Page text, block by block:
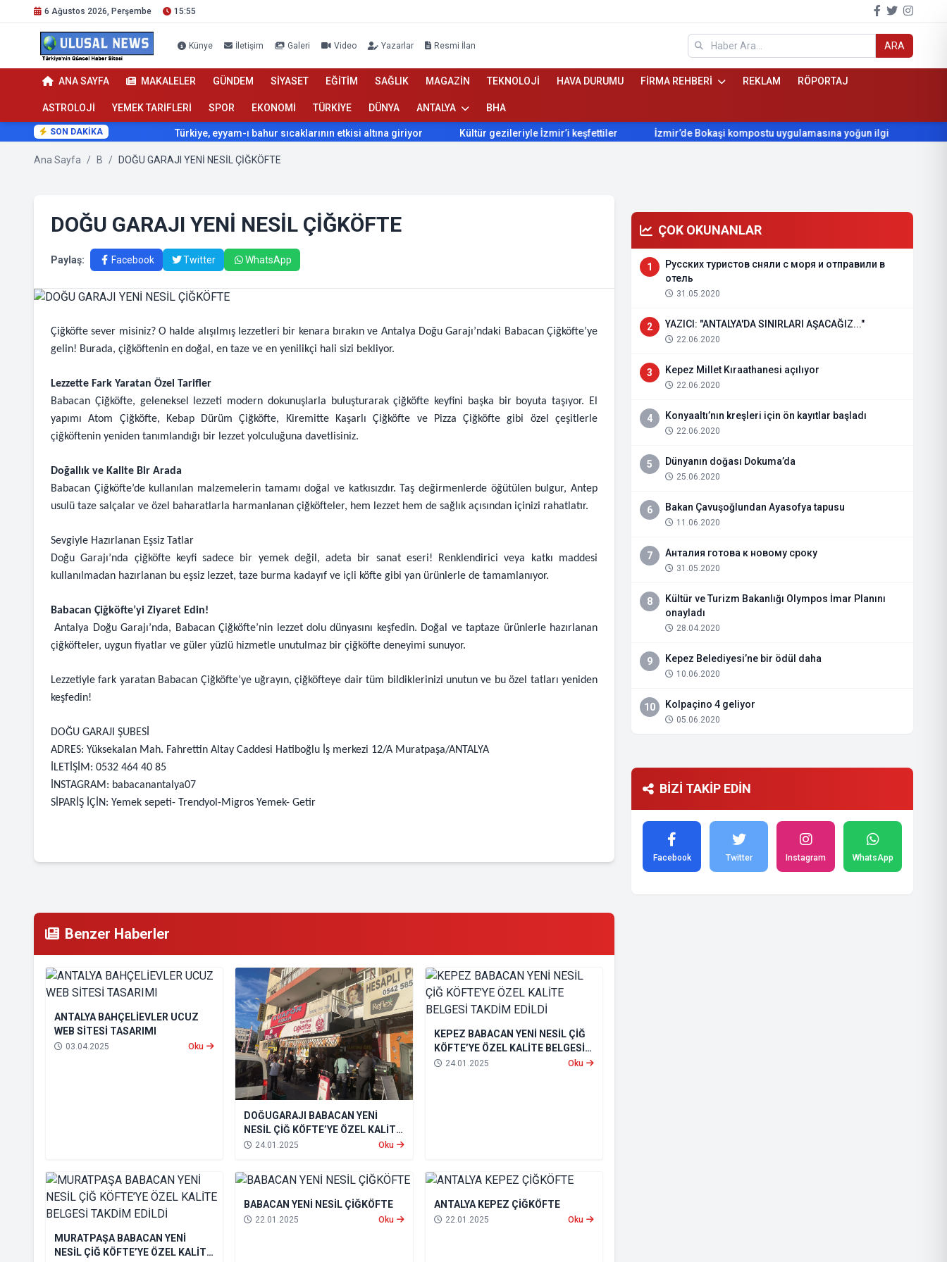
6 Ağustos 2026, Perşembe 15:55
Künye İletişim Galeri Video Yazarlar Resmi İlan ARA
ANA SAYFA MAKALELER GÜNDEM SİYASET EĞİTİM SAĞLIK MAGAZİN TEKNOLOJİ HAVA DURUMU FİRMA REHBERİ REKLAM RÖPORTAJ
ASTROLOJİ YEMEK TARİFLERİ SPOR EKONOMİ TÜRKİYE DÜNYA ANTALYA BHA
SON DAKİKA Türkiye, eyyam-ı bahur sıcaklarının etkisi altına giriyor Kültür gezileriyle İzmir’i keşfettiler İzmir’de Bokaşi kompostu uygulamasına yoğun ilgi
Ana Sayfa / B / DOĞU GARAJI YENİ NESİL ÇİĞKÖFTE
DOĞU GARAJI YENİ NESİL ÇİĞKÖFTE
Paylaş: Facebook Twitter WhatsApp
Çiğköfte sever misiniz? O halde alışılmış lezzetleri bir kenara bırakın ve Antalya Doğu Garajı’ndaki Babacan Çiğköfte’ye
gelin! Burada, çiğköftenin en doğal, en taze ve en yenilikçi hali sizi bekliyor.
Lezzette Fark Yaratan Özel Tarifler
Babacan Çiğköfte, geleneksel lezzeti modern dokunuşlarla buluşturarak çiğköfte keyfini başka bir boyuta taşıyor. El
yapımı Atom Çiğköfte, Kebap Dürüm Çiğköfte, Kiremitte Kaşarlı Çiğköfte ve Pizza Çiğköfte gibi özel çeşitlerle
çiğköftenin yeniden tanımlandığı bir lezzet yolculuğuna davetlisiniz.
Doğallık ve Kalite Bir Arada
Babacan Çiğköfte’de kullanılan malzemelerin tamamı doğal ve katkısızdır. Taş değirmenlerde öğütülen bulgur, Antep
usulü taze salçalar ve özel baharatlarla harmanlanan çiğköfteler, hem lezzet hem de sağlık açısından içinizi rahatlatır.
Sevgiyle Hazırlanan Eşsiz Tatlar
Doğu Garajı’nda çiğköfte keyfi sadece bir yemek değil, adeta bir sanat eseri! Renklendirici veya katkı maddesi
kullanılmadan hazırlanan bu eşsiz lezzet, taze burma kadayıf ve içli köfte gibi yan ürünlerle de tamamlanıyor.
Babacan Çiğköfte’yi Ziyaret Edin!
Antalya Doğu Garajı’nda, Babacan Çiğköfte’nin lezzet dolu dünyasını keşfedin. Doğal ve taptaze ürünlerle hazırlanan
çiğköfteler, uygun fiyatlar ve güler yüzlü hizmetle unutulmaz bir çiğköfte deneyimi sunuyor.
Lezzetiyle fark yaratan Babacan Çiğköfte’ye uğrayın, çiğköfteye dair tüm bildiklerinizi unutun ve bu özel tatları yeniden
keşfedin!
DOĞU GARAJI ŞUBESİ
ADRES: Yüksekalan Mah. Fahrettin Altay Caddesi Hatiboğlu İş merkezi 12/A Muratpaşa/ANTALYA
İLETİŞİM: 0532 464 40 85
İNSTAGRAM: babacanantalya07
SİPARİŞ İÇİN: Yemek sepeti- Trendyol-Migros Yemek- Getir
Benzer Haberler
ANTALYA BAHÇELİEVLER UCUZ
WEB SİTESİ TASARIMI
03.04.2025 Oku
DOĞUGARAJI BABACAN YENİ
NESİL ÇİĞ KÖFTE’YE ÖZEL KALİTE
BELGESİ TAKDİM EDİLDİ
24.01.2025 Oku
KEPEZ BABACAN YENİ NESİL ÇİĞ
KÖFTE’YE ÖZEL KALİTE BELGESİ
TAKDİM EDİLDİ
24.01.2025 Oku
MURATPAŞA BABACAN YENİ
NESİL ÇİĞ KÖFTE’YE ÖZEL KALİTE
BABACAN YENİ NESİL ÇİĞKÖFTE
22.01.2025 Oku
ANTALYA KEPEZ ÇİĞKÖFTE
22.01.2025 Oku
ÇOK OKUNANLAR
1
Русских туристов сняли с моря и отправили в
отель
31.05.2020
2 YAZICI: "ANTALYA'DA SINIRLARI AŞACAĞIZ..."
22.06.2020
3 Kepez Millet Kıraathanesi açılıyor
22.06.2020
4 Konyaaltı’nın kreşleri için ön kayıtlar başladı
22.06.2020
5 Dünyanın doğası Dokuma’da
25.06.2020
6 Bakan Çavuşoğlundan Ayasofya tapusu
11.06.2020
7 Анталия готова к новому сроку
31.05.2020
8
Kültür ve Turizm Bakanlığı Olympos İmar Planını
onayladı
28.04.2020
9 Kepez Belediyesi’ne bir ödül daha
10.06.2020
10 Kolpaçino 4 geliyor
05.06.2020
BİZİ TAKİP EDİN
Facebook Twitter Instagram WhatsApp